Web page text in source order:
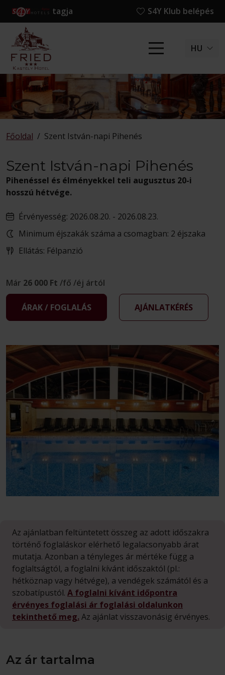
tagja S4Y Klub belépés
HU
Főoldal / Szent István-napi Pihenés
Szent István-napi Pihenés
Pihenéssel és élményekkel teli augusztus 20-i
hosszú hétvége.
Érvényesség: 2026.08.20. - 2026.08.23.
Minimum éjszakák száma a csomagban: 2 éjszaka
Ellátás: Félpanzió
Már 26 000 Ft /fő /éj ártól
ÁRAK / FOGLALÁS AJÁNLATKÉRÉS
Az ajánlatban feltüntetett összeg az adott időszakra
történő foglaláskor elérhető legalacsonyabb árat
mutatja. Azonban a tényleges ár mértéke függ a
foglaltságtól, a foglalni kívánt időszaktól (pl.:
hétköznap vagy hétvége), a vendégek számától és a
szobatípustól. A foglalni kívánt időpontra
érvényes foglalási ár foglalási oldalunkon
tekinthető meg. Az ajánlat visszavonásig érvényes.
Az ár tartalma